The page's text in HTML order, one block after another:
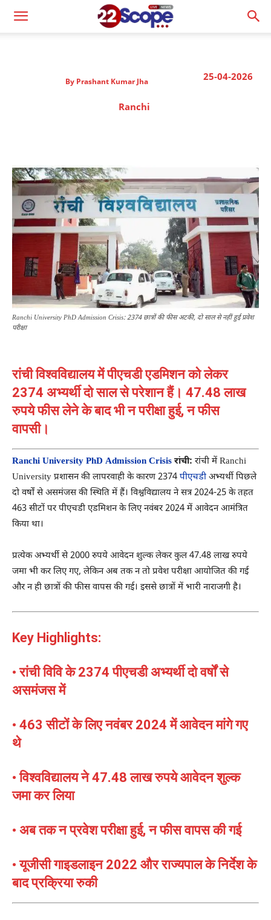
25-04-2026
By Prashant Kumar Jha
Ranchi
Ranchi University PhD Admission Crisis: 2374 छात्रों की फीस अटकी, दो साल से नहीं हुई प्रवेश
परीक्षा
रांची विश्वविद्यालय में पीएचडी एडमिशन को लेकर
2374 अभ्यर्थी दो साल से परेशान हैं। 47.48 लाख
रुपये फीस लेने के बाद भी न परीक्षा हुई, न फीस
वापसी।
Ranchi University PhD Admission Crisis रांची: रांची मेंRanchi
University प्रशासन की लापरवाही के कारण 2374 पीएचडीअभ्यर्थी पिछले
दो वर्षों से असमंजस की स्थिति में हैं। विश्वविद्यालय ने सत्र 2024-25 के तहत
463 सीटों पर पीएचडी एडमिशन के लिए नवंबर 2024 में आवेदन आमंत्रित
किया था।
प्रत्येक अभ्यर्थी से 2000 रुपये आवेदन शुल्क लेकर कुल 47.48 लाख रुपये
जमा भी कर लिए गए, लेकिन अब तक न तो प्रवेश परीक्षा आयोजित की गई
और न ही छात्रों की फीस वापस की गई। इससे छात्रों में भारी नाराजगी है।
Key Highlights:
• रांची विवि के 2374 पीएचडी अभ्यर्थी दो वर्षों से
असमंजस में
• 463 सीटों के लिए नवंबर 2024 में आवेदन मांगे गए
थे
• विश्वविद्यालय ने 47.48 लाख रुपये आवेदन शुल्क
जमा कर लिया
• अब तक न प्रवेश परीक्षा हुई, न फीस वापस की गई
• यूजीसी गाइडलाइन 2022 और राज्यपाल के निर्देश के
बाद प्रक्रिया रुकी